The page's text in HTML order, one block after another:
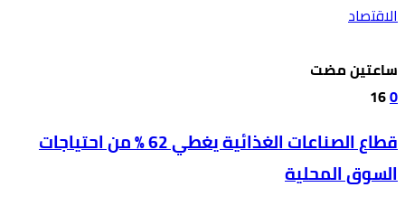
الاقتصاد
‫‫‫‏‫ساعتين مضت‬
0
16
قطاع الصناعات الغذائية يغطي 62 % من احتياجات
السوق المحلية